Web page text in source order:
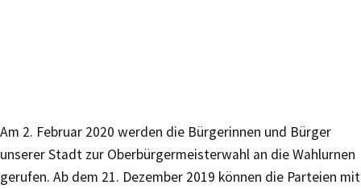
Am 2. Februar 2020 werden die Bürgerinnen und Bürger
unserer Stadt zur Oberbürgermeisterwahl an die Wahlurnen
gerufen. Ab dem 21. Dezember 2019 können die Parteien mit